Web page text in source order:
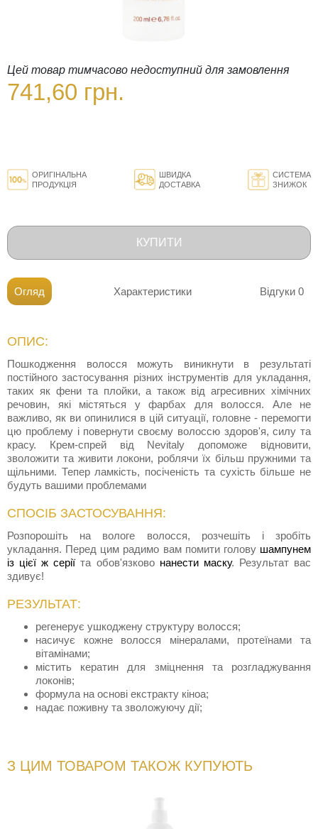
Цей товар тимчасово недоступний для замовлення
741,60 грн.
ОРИГІНАЛЬНА
ПРОДУКЦІЯ
ШВИДКА
ДОСТАВКА
СИСТЕМА
ЗНИЖОК
КУПИТИ
Огляд Характеристики Відгуки 0
ОПИС:
Пошкодження волосся можуть виникнути в результаті
постійного застосування різних інструментів для укладання,
таких як фени та плойки, а також від агресивних хімічних
речовин, які містяться у фарбах для волосся. Але не
важливо, як ви опинилися в цій ситуації, головне - перемогти
цю проблему і повернути своєму волоссю здоров'я, силу та
красу. Крем-спрей від Nevitaly допоможе відновити,
зволожити та живити локони, роблячи їх більш пружними та
щільними. Тепер ламкість, посіченість та сухість більше не
будуть вашими проблемами
СПОСІБ ЗАСТОСУВАННЯ:
Розпорошіть на вологе волосся, розчешіть і зробіть
укладання. Перед цим радимо вам помити голову шампунем
із цієї ж серії та обов'язково нанести маску. Результат вас
здивує!
РЕЗУЛЬТАТ:
регенерує ушкоджену структуру волосся;
насичує кожне волосся мінералами, протеїнами та
вітамінами;
містить кератин для зміцнення та розгладжування
локонів;
формула на основі екстракту кіноа;
надає поживну та зволожуючу дії;
З ЦИМ ТОВАРОМ ТАКОЖ КУПУЮТЬ